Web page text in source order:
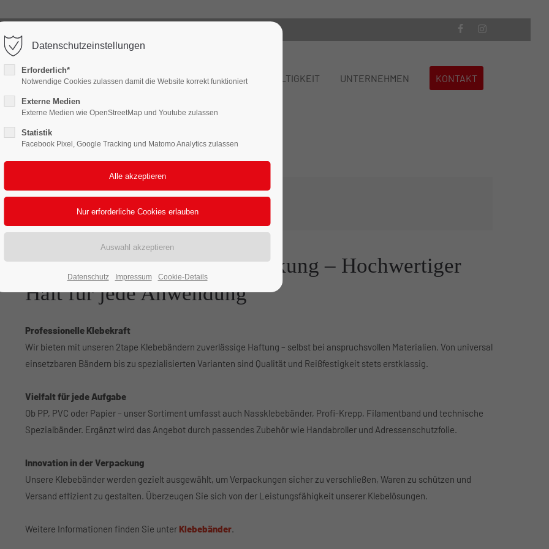
dolor sit amet:
/ 365days
for our customers
8:00am - 5:00pm(GMT +1)
Cybersteel Inc.
San Francisco, CA 94102
Have any questions?
+44 1234 567 890
info@yourdomain.com
Lorem ipsum dolor sit amet,
LEISTUNGEN FERTIGUNG & LOGISTIK NACHHALTIGKEIT UNTERNEHMEN KONTAKT
Klebebänder mit starker Wirkung – Hochwertiger
Halt für jede Anwendung
Professionelle Klebekraft
Wir bieten mit unseren 2tape Klebebändern zuverlässige Haftung – selbst bei anspruchsvollen Materialien. Von universal
einsetzbaren Bändern bis zu spezialisierten Varianten sind Qualität und Reißfestigkeit stets erstklassig.
Vielfalt für jede Aufgabe
Ob PP, PVC oder Papier – unser Sortiment umfasst auch Nassklebebänder, Profi-Krepp, Filamentband und technische
Spezialbänder. Ergänzt wird das Angebot durch passendes Zubehör wie Handabroller und Adressenschutzfolie.
Innovation in der Verpackung
Unsere Klebebänder werden gezielt ausgewählt, um Verpackungen sicher zu verschließen, Waren zu schützen und
Versand effizient zu gestalten. Überzeugen Sie sich von der Leistungsfähigkeit unserer Klebelösungen.
Weitere Informationen finden Sie unter Klebebänder.
Datenschutzeinstellungen
Erforderlich*
Notwendige Cookies zulassen damit die Website korrekt funktioniert
Externe Medien
Externe Medien wie OpenStreetMap und Youtube zulassen
Statistik
Facebook Pixel, Google Tracking und Matomo Analytics zulassen
Datenschutz Impressum Cookie-Details